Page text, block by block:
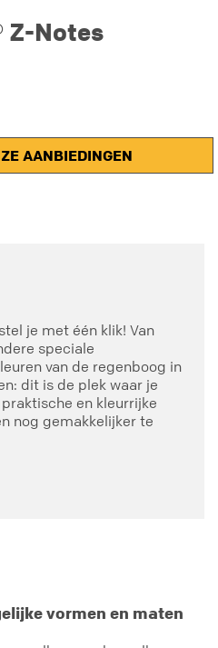
Z-Notes
AANBIEDINGEN
je met één klik! Van
speciale
van de regenboog in
dit is de plek waar je
en kleurrijke
nog gemakkelijker te
vormen en maten